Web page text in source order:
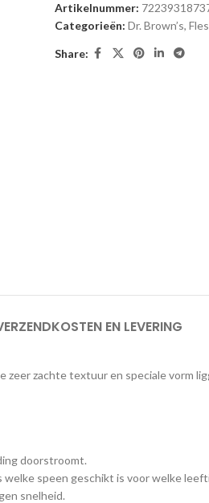
Artikelnummer:
Categorieën: Dr. Brown’s,
Share:
EN LEVERING
zeer zachte textuur en speciale vorm
doorstroomt.
welke speen geschikt is voor welke
snelheid.